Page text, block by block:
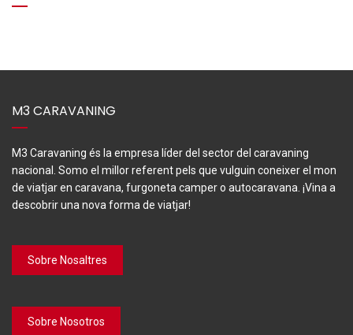
M3 CARAVANING
M3 Caravaning és la empresa líder del sector del caravaning
nacional. Somo el millor referent pels que vulguin coneixer el mon
de viatjar en caravana, furgoneta camper o autocaravana. ¡Vina a
descobrir una nova forma de viatjar!
Sobre Nosaltres
Sobre Nosotros